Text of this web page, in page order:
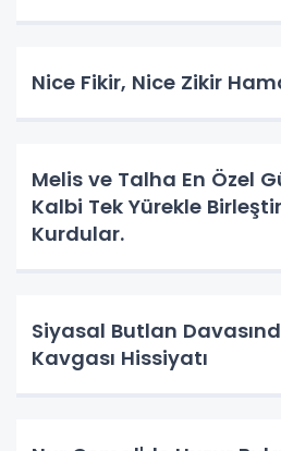
Nice Fikir, Nice Zikir
Melis ve Talha En Özel
Kalbi Tek Yürekle
Kurdular.
Siyasal Butlan
Kavgası Hissiyatı